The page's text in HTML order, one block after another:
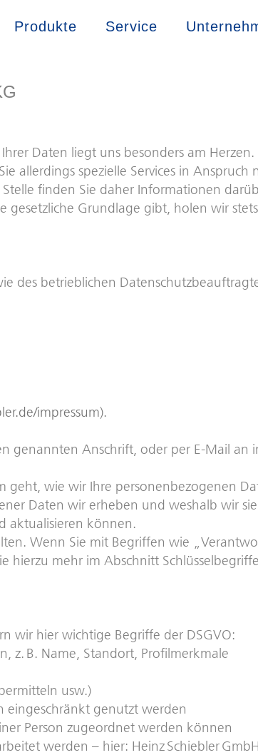
Produkte Service
Daten liegt uns besonders am
allerdings spezielle Services in Anspruch
finden Sie daher Informationen
Grundlage gibt, holen wir
des betrieblichen
impressum).
Anschrift, oder per E-Mail an
geht, wie wir Ihre personenbezogenen
Daten wir erheben und weshalb wir
aktualisieren können.
Wenn Sie mit Begriffen wie
hierzu mehr im Abschnitt
wir hier wichtige Begriffe der DSGVO:
z. B. Name, Standort, Profilmerkmale
usw.)
eingeschränkt genutzt werden
Person zugeordnet werden können
werden – hier: Heinz Schiebler